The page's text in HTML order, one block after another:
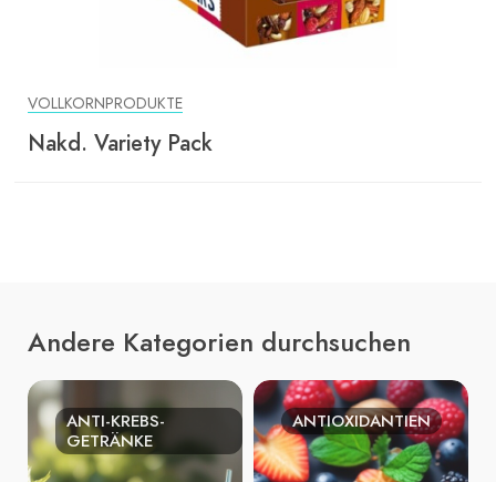
VOLLKORNPRODUKTE
Nakd. Variety Pack
Andere Kategorien durchsuchen
ANTI-KREBS-
GETRÄNKE
ANTIOXIDANTIEN